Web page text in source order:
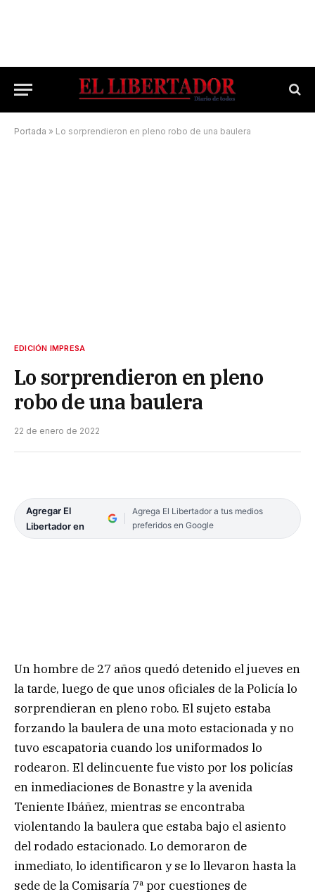
Portada » Lo sorprendieron en pleno robo de una baulera
EDICIÓN IMPRESA
Lo sorprendieron en pleno
robo de una baulera
22 de enero de 2022
Agregar El
Libertador en
Agrega El Libertador a tus medios
preferidos en Google
Un hombre de 27 años quedó detenido el jueves en
la tarde, luego de que unos oficiales de la Policía lo
sorprendieran en pleno robo. El sujeto estaba
forzando la baulera de una moto estacionada y no
tuvo escapatoria cuando los uniformados lo
rodearon. El delincuente fue visto por los policías
en inmediaciones de Bonastre y la avenida
Teniente Ibáñez, mientras se encontraba
violentando la baulera que estaba bajo el asiento
del rodado estacionado. Lo demoraron de
inmediato, lo identificaron y se lo llevaron hasta la
sede de la Comisaría 7ª por cuestiones de